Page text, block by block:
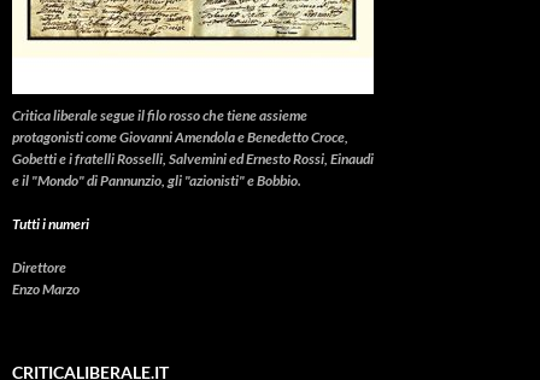
Critica liberalesegue il filo rosso che tiene assieme
protagonisti come Giovanni Amendola e Benedetto Croce,
Gobetti e i fratelli Rosselli, Salvemini ed Ernesto Rossi, Einaudi
e il "Mondo" di Pannunzio, gli "azionisti" e Bobbio.
Tutti i numeri
Direttore
Enzo Marzo
CRITICALIBERALE.IT